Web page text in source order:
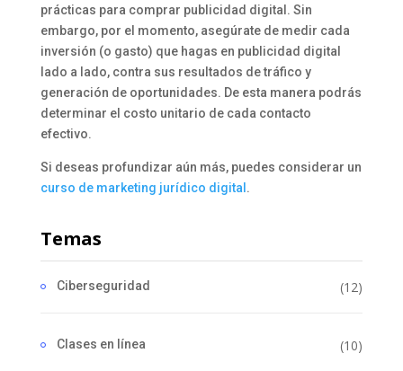
prácticas para comprar publicidad digital. Sin
embargo, por el momento, asegúrate de medir cada
inversión (o gasto) que hagas en publicidad digital
lado a lado, contra sus resultados de tráfico y
generación de oportunidades. De esta manera podrás
determinar el costo unitario de cada contacto
efectivo.
Si deseas profundizar aún más, puedes considerar un
curso de marketing jurídico digital .
Temas
Ciberseguridad (12)
Clases en línea (10)